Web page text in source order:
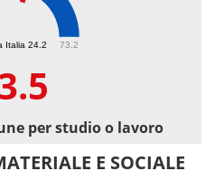
Italia 24.2 73.2
per studio o lavoro
E SOCIALE